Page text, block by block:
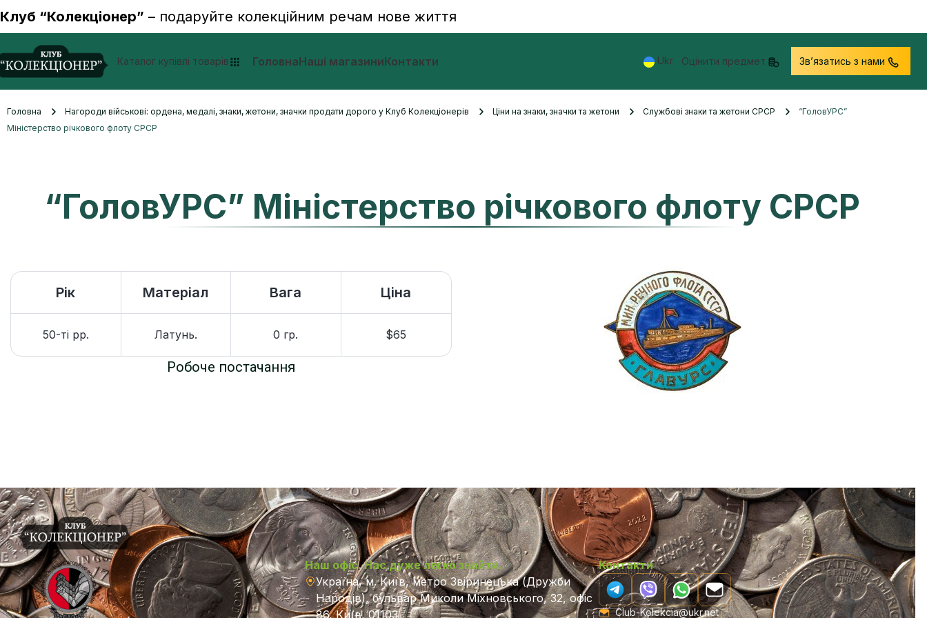
Клуб “Колекціонер” – подаруйте колекційним речам нове життя
Каталог купівлі товарів ГоловнаНаші магазиниКонтакти Ukr Оцінити предмет Звʼязатись з нами
Головна Нагороди військові: ордена, медалі, знаки, жетони, значки продати дорого у Клуб Колекціонерів Ціни на знаки, значки та жетони Службові знаки та жетони СРСР
“ГоловУРС”
Міністерство річкового флоту СРСР
“ГоловУРС” Міністерство річкового флоту СРСР
Рік Матеріал Вага Ціна
50-ті рр. Латунь. 0 гр. $65
Робоче постачання
Наш офіс. Нас дуже легко знайти.
Україна, м. Київ, метро Звіринецька (Дружби
Народів), бульвар Миколи Міхновського, 32, офіс
86, Київ, 01103
Контакти
Club-Kolekcia@ukr.net